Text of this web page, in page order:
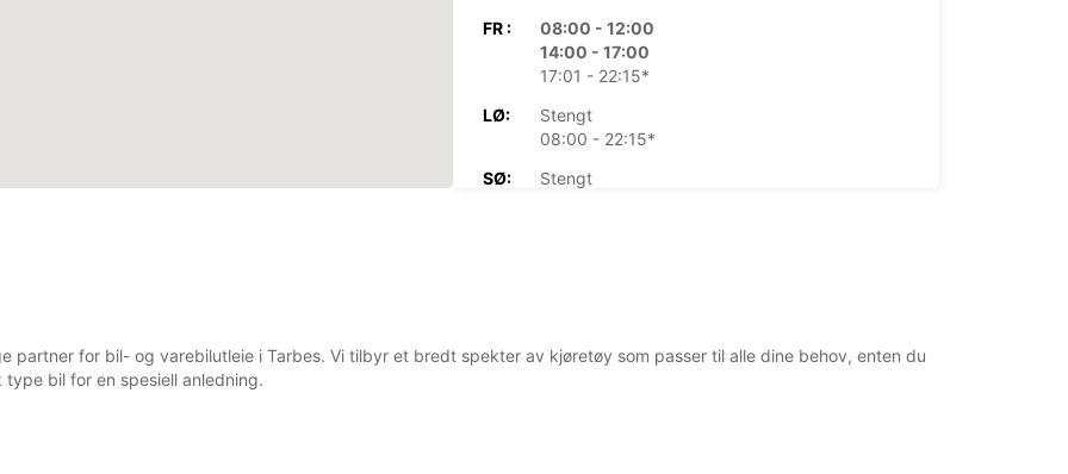
FR :
08:00 - 12:00
14:00 - 17:00
17:01 - 22:15*
LØ:
Stengt
08:00 - 22:15*
SØ:
Stengt
+33 (0) 562512021
partner for bil- og varebilutleie i Tarbes. Vi tilbyr et bredt spekter av kjøretøy som passer til alle dine behov, enten du
bil for en spesiell anledning.